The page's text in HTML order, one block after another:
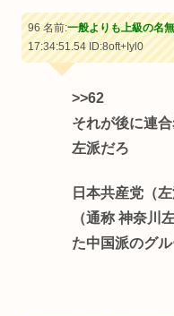
96 名前:一般よりも上級の名
17:34:51.54ID:8oft+Iyl0
>>62
それが後に連
左派だろ
日本共産党（
（通称 神奈川
た中国派のグル